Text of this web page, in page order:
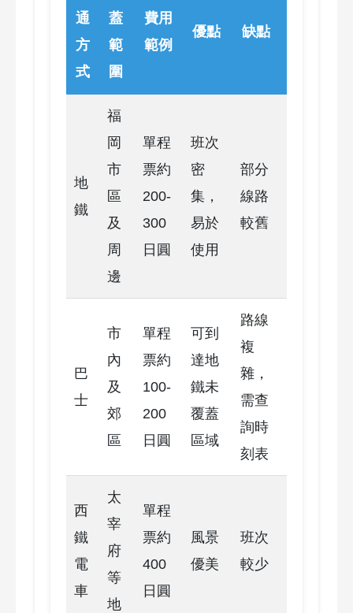
通
方
式
蓋
範
圍
費用
範例
優點 缺點
地
鐵
福
岡
市
區
及
周
邊
單程
票約
200-
300
日圓
班次
密
集，
易於
使用
部分
線路
較舊
巴
士
市
內
及
郊
區
單程
票約
100-
200
日圓
可到
達地
鐵未
覆蓋
區域
路線
複
雜，
需查
詢時
刻表
西
鐵
電
車
太
宰
府
等
地
單程
票約
400
日圓
風景
優美
班次
較少